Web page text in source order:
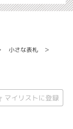
小さな表札
マイリストに登録